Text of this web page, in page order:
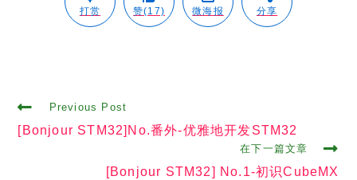
打赏 赞(17) 微海报 分享
Read
articles
Previous Post
[Bonjour STM32]No.番外-优雅地开发STM32
在下一篇文章
[Bonjour STM32] No.1-初识CubeMX